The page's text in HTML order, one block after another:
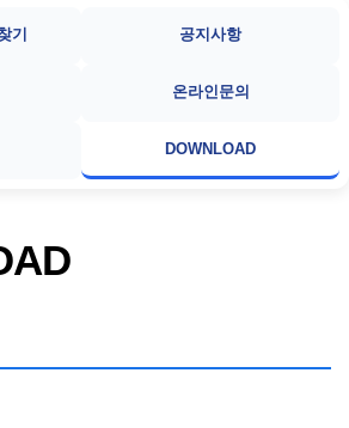
기 공지사항
온라인문의
DOWNLOAD